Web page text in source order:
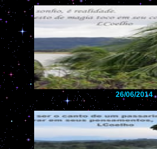
26/06/2014